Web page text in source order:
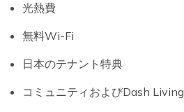
光熱費
無料Wi-Fi
日本のテナント特典
コミュニティおよびDash